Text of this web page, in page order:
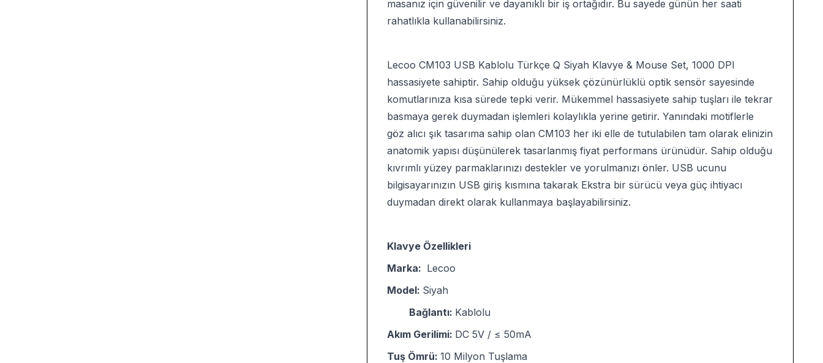
masanız için güvenilir ve dayanıklı bir iş ortağıdır. Bu sayede günün her saati
rahatlıkla kullanabilirsiniz.
Lecoo CM103 USB Kablolu Türkçe Q Siyah Klavye & Mouse Set, 1000 DPI
hassasiyete sahiptir. Sahip olduğu yüksek çözünürlüklü optik sensör sayesinde
komutlarınıza kısa sürede tepki verir. Mükemmel hassasiyete sahip tuşları ile tekrar
basmaya gerek duymadan işlemleri kolaylıkla yerine getirir. Yanındaki motiflerle
göz alıcı şık tasarıma sahip olan CM103 her iki elle de tutulabilen tam olarak elinizin
anatomik yapısı düşünülerek tasarlanmış fiyat performans ürünüdür. Sahip olduğu
kıvrımlı yüzey parmaklarınızı destekler ve yorulmanızı önler. USB ucunu
bilgisayarınızın USB giriş kısmına takarak Ekstra bir sürücü veya güç ihtiyacı
duymadan direkt olarak kullanmaya başlayabilirsiniz.
Klavye Özellikleri
Marka: Lecoo
Model: Siyah
Bağlantı: Kablolu
Akım Gerilimi: DC 5V / ≤ 50mA
Tuş Ömrü: 10 Milyon Tuşlama